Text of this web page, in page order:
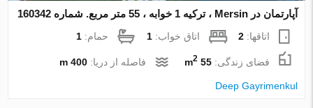
آپارتمان در Mersin ، ترکیه 1 خوابه ، 55 متر مربع. شماره 160342
اتاقها:2 اتاق خواب:1 حمام:1
فضای زندگی:55 m
2 فاصله از دریا:400 m
Deep Gayrimenkul